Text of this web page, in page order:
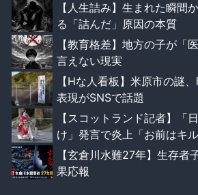
【人生詰み】生まれた瞬間
る「詰んだ」原因の本質
【教育格差】地方の子が「
言えない現実
【Hな人看板】米原市の謎
表現がSNSで話題
【スコットランド記者】「
け」発言で炎上「お前はキル
【玄倉川水難27年】生存者
果応報